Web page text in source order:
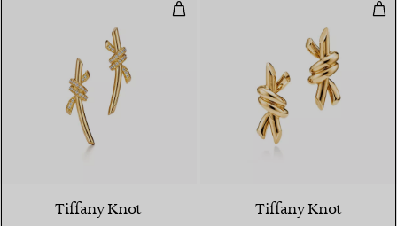
Ohrringe in Gelbgold mit
Tiffany Knot Tiffany Knot